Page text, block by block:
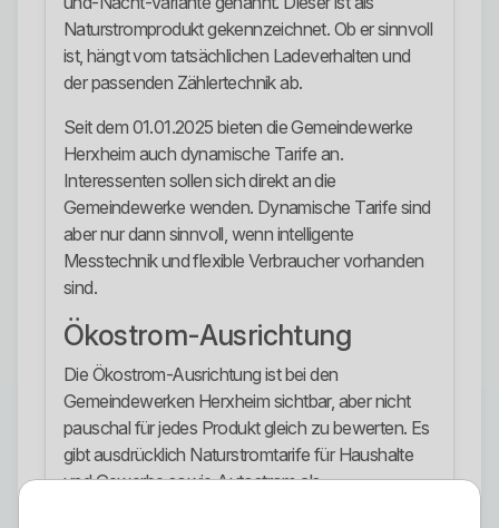
Naturstromprodukt gekennzeichnet. Ob er sinnvoll
ist, hängt vom tatsächlichen Ladeverhalten und
der passenden Zählertechnik ab.
Seit dem 01.01.2025 bieten die Gemeindewerke
Herxheim auch dynamische Tarife an.
Interessenten sollen sich direkt an die
Gemeindewerke wenden. Dynamische Tarife sind
aber nur dann sinnvoll, wenn intelligente
Messtechnik und flexible Verbraucher vorhanden
sind.
Ökostrom-Ausrichtung
Die Ökostrom-Ausrichtung ist bei den
Gemeindewerken Herxheim sichtbar, aber nicht
pauschal für jedes Produkt gleich zu bewerten. Es
gibt ausdrücklich Naturstromtarife für Haushalte
und Gewerbe sowie Autostrom als